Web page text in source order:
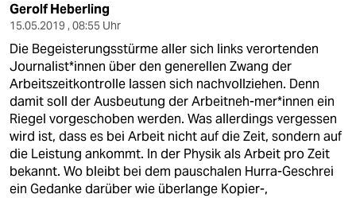
Gerolf Heberling
15.05.2019 , 08:55 Uhr
Die Begeisterungsstürme aller sich links verortenden
Journalist*innen über den generellen Zwang der
Arbeitszeitkontrolle lassen sich nachvollziehen. Denn
damit soll der Ausbeutung der Arbeitneh-mer*innen ein
Riegel vorgeschoben werden. Was allerdings vergessen
wird ist, dass es bei Arbeit nicht auf die Zeit, sondern auf
die Leistung ankommt. In der Physik als Arbeit pro Zeit
bekannt. Wo bleibt bei dem pauschalen Hurra-Geschrei
ein Gedanke darüber wie überlange Kopier-,